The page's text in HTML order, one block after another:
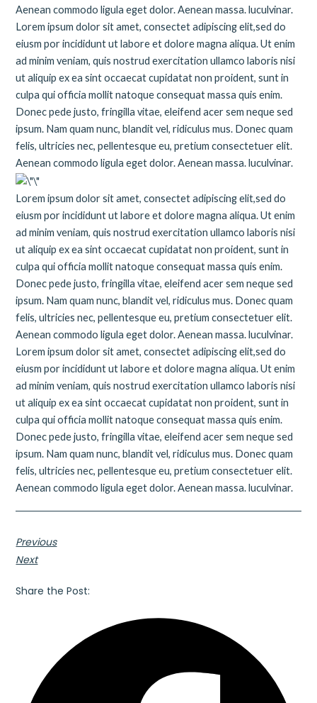
Aenean commodo ligula eget dolor. Aenean massa. luculvinar.
Lorem ipsum dolor sit amet, consectet adipiscing elit,sed do
eiusm por incididunt ut labore et dolore magna aliqua. Ut enim
ad minim veniam, quis nostrud exercitation ullamco laboris nisi
ut aliquip ex ea sint occaecat cupidatat non proident, sunt in
culpa qui officia mollit natoque consequat massa quis enim.
Donec pede justo, fringilla vitae, eleifend acer sem neque sed
ipsum. Nam quam nunc, blandit vel, ridiculus mus. Donec quam
felis, ultricies nec, pellentesque eu, pretium consectetuer elit.
Aenean commodo ligula eget dolor. Aenean massa. luculvinar.
Lorem ipsum dolor sit amet, consectet adipiscing elit,sed do
eiusm por incididunt ut labore et dolore magna aliqua. Ut enim
ad minim veniam, quis nostrud exercitation ullamco laboris nisi
ut aliquip ex ea sint occaecat cupidatat non proident, sunt in
culpa qui officia mollit natoque consequat massa quis enim.
Donec pede justo, fringilla vitae, eleifend acer sem neque sed
ipsum. Nam quam nunc, blandit vel, ridiculus mus. Donec quam
felis, ultricies nec, pellentesque eu, pretium consectetuer elit.
Aenean commodo ligula eget dolor. Aenean massa. luculvinar.
Lorem ipsum dolor sit amet, consectet adipiscing elit,sed do
eiusm por incididunt ut labore et dolore magna aliqua. Ut enim
ad minim veniam, quis nostrud exercitation ullamco laboris nisi
ut aliquip ex ea sint occaecat cupidatat non proident, sunt in
culpa qui officia mollit natoque consequat massa quis enim.
Donec pede justo, fringilla vitae, eleifend acer sem neque sed
ipsum. Nam quam nunc, blandit vel, ridiculus mus. Donec quam
felis, ultricies nec, pellentesque eu, pretium consectetuer elit.
Aenean commodo ligula eget dolor. Aenean massa. luculvinar.
Previous
Next
Share the Post: